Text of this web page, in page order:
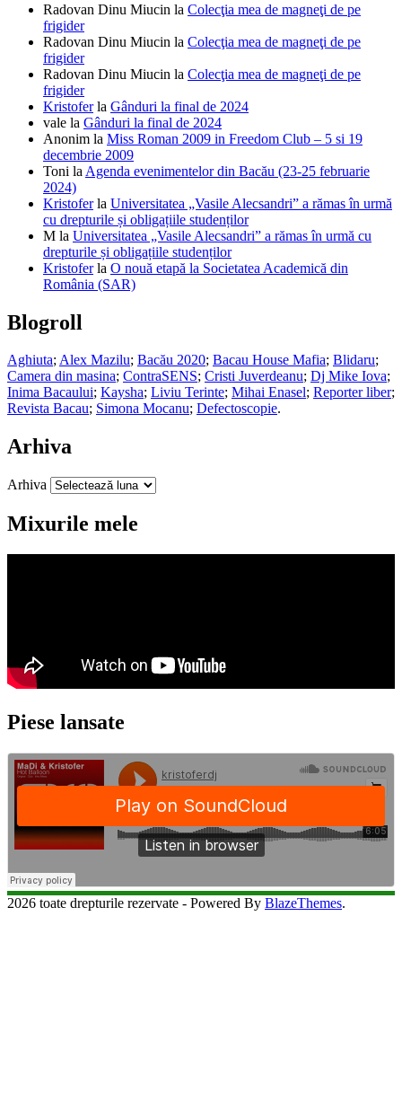
Radovan Dinu Miucin la Colecţia mea de magneţi de pe
frigider
Radovan Dinu Miucin la Colecţia mea de magneţi de pe
frigider
Radovan Dinu Miucin la Colecţia mea de magneţi de pe
frigider
Kristoferla Gânduri la final de 2024
vale la Gânduri la final de 2024
Anonim la Miss Roman 2009 in Freedom Club – 5 si 19
decembrie 2009
Toni la Agenda evenimentelor din Bacău (23-25 februarie
2024)
Kristoferla Universitatea „Vasile Alecsandri” a rămas în urmă
cu drepturile și obligațiile studenților
M la Universitatea „Vasile Alecsandri” a rămas în urmă cu
drepturile și obligațiile studenților
Kristoferla O nouă etapă la Societatea Academică din
România (SAR)
Blogroll
Aghiuta;Alex Mazilu; Bacău 2020; Bacau House Mafia; Blidaru;
Camera din masina; ContraSENS; Cristi Juverdeanu; Dj Mike Iova;
Inima Bacaului; Kaysha; Liviu Terinte; Mihai Enasel; Reporter liber;
Revista Bacau; Simona Mocanu; Defectoscopie.
Arhiva
Arhiva
Mixurile mele
Piese lansate
2026 toate drepturile rezervate - Powered By BlazeThemes.